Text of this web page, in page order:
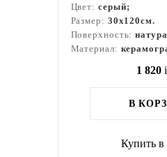
Цвет: серый;
Размер: 30x120см.
Поверхность:
Материал:
1 820 i
В
Купить в